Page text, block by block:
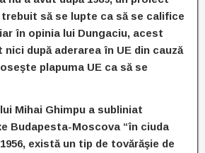
să se lupte ca să se califice
în opinia lui Dungaciu, acest
după aderarea în UE din cauză
plapuma UE ca să se
Mihai Ghimpu a subliniat
Budapesta-Moscova “în ciuda
există un tip de tovărăşie de